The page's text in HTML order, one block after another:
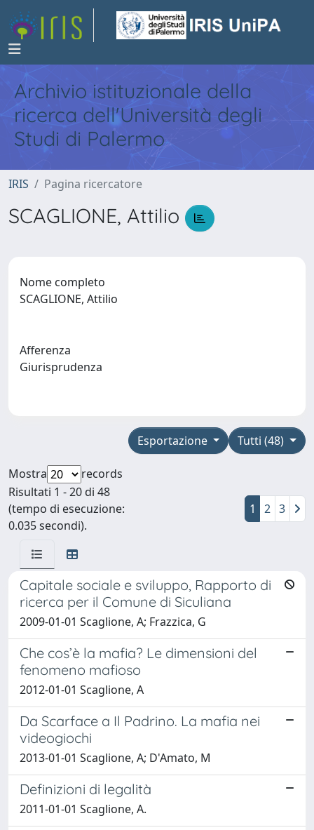
Archivio istituzionale della
ricerca dell'Università degli
Studi di Palermo
IRIS Pagina ricercatore
SCAGLIONE, Attilio
Nome completo
SCAGLIONE, Attilio
Afferenza
Giurisprudenza
Tutti (48)
Esportazione
Mostra
records
Risultati 1 - 20 di 48
(tempo di esecuzione:
0.035 secondi).
1 2 3
Capitale sociale e sviluppo, Rapporto di
ricerca per il Comune di Siculiana
2009-01-01 Scaglione, A; Frazzica, G
Che cos’è la mafia? Le dimensioni del
fenomeno mafioso
2012-01-01 Scaglione, A
Da Scarface a Il Padrino. La mafia nei
videogiochi
2013-01-01 Scaglione, A; D'Amato, M
Definizioni di legalità
2011-01-01 Scaglione, A.